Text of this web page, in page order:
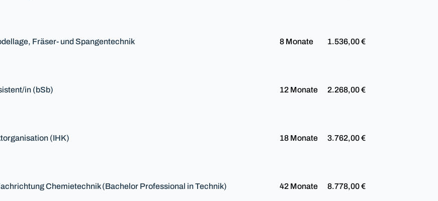
Fräser- und Spangentechnik 8 Monate 1.536,00 €
in (bSb) 12 Monate 2.268,00 €
(IHK) 18 Monate 3.762,00 €
Chemietechnik (Bachelor Professional in Technik) 42 Monate 8.778,00 €